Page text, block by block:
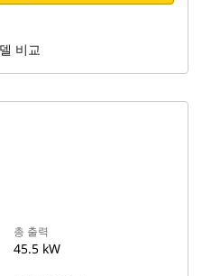
비교
총 출력
45.5 kW